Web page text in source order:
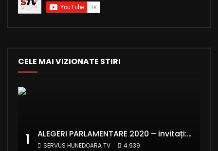
CELE MAI VIZIONATE STIRI
1 ALEGERI PARLAMENTARE 2020 – invitați: Ionela Florea și Emanuel Valentin Crișan – RE:Start România
SERVUS HUNEDOARA TV 4.939